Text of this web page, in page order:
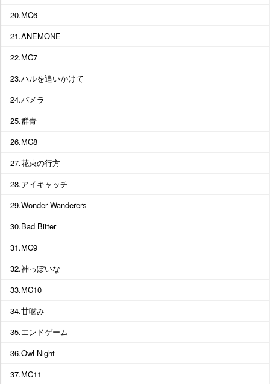
20.MC6
21.ANEMONE
22.MC7
23.ハルを追いかけて
24.パメラ
25.群青
26.MC8
27.花束の行方
28.アイキャッチ
29.Wonder Wanderers
30.Bad Bitter
31.MC9
32.神っぽいな
33.MC10
34.甘噛み
35.エンドゲーム
36.Owl Night
37.MC11